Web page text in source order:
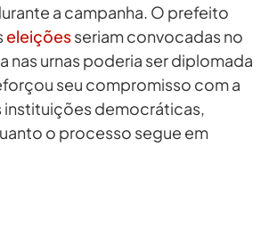
a campanha. O prefeito
eleiçõesseriam convocadas no
urnas poderia ser diplomada
seu compromisso com a
instituições democráticas,
o processo segue em